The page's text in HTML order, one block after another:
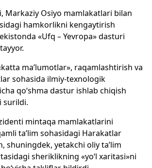
Markaziy Osiyo mamlakatlari bilan
hamkorlikni kengaytirish
«Ufq – Yevropa» dasturi
ma’lumotlar», raqamlashtirish va
sohasida ilmiy-texnologik
qo‘shma dastur ishlab chiqish
surildi.
mintaqa mamlakatlarini
ta’lim sohasidagi Harakatlar
shuningdek, yetakchi oliy ta’lim
sheriklikning «yo‘l xaritasi»ni